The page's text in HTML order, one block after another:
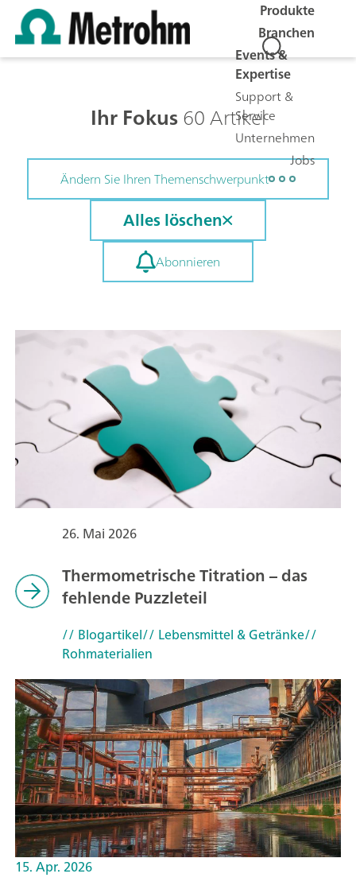
Produkte
Branchen
Events &
Expertise
Support &
Service
Unternehmen
Jobs
Ihr Fokus60 Artikel
Ändern Sie Ihren Themenschwerpunkt
Alles löschen
Abonnieren
26. Mai 2026
Thermometrische Titration – das
fehlende Puzzleteil
// Blogartikel// Lebensmittel & Getränke//
Rohmaterialien
15. Apr. 2026